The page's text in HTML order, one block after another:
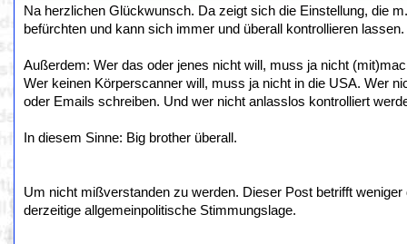
Na herzlichen Glückwunsch. Da zeigt sich die Einstellung, die
befürchten und kann sich immer und überall kontrollieren
Außerdem: Wer das oder jenes nicht will, muss ja nicht
Wer keinen Körperscanner will, muss ja nicht in die USA. Wer
oder Emails schreiben. Und wer nicht anlasslos kontrolliert
In diesem Sinne: Big brother überall.
Um nicht mißverstanden zu werden. Dieser Post betrifft
derzeitige allgemeinpolitische Stimmungslage.